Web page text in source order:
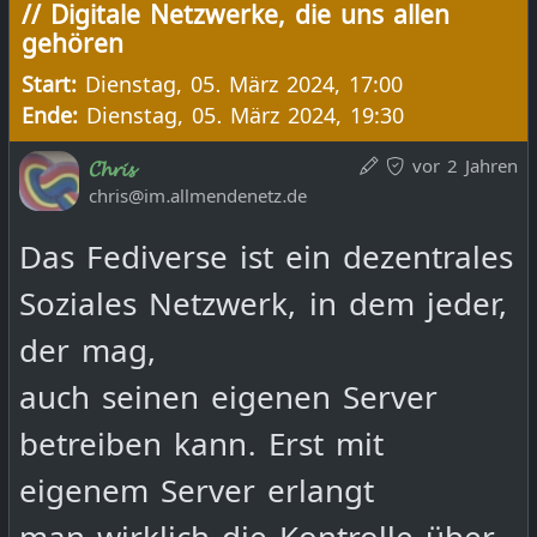
Fritz-Voigt-Straße 1, 50823 Köln
Stadtbibilothek – es sind genug
Geräte vor Ort.
Anmeldung nicht erforderlich
#Workshop#Köln #Termin
Ort: Stadtbibliothek Köln
Josef-Haubrich-Hof 1
Raum 304 – im dritten Stock
50676 Köln
https://www.stadt-
Umzug eines Accounts von
einem Server zum andern
möglich, ohne dass Inhalte
verloren gehen. Ein eigener
Hubzilla-Server ist ähnlich
einfach installiert wie eine
WordPress-Webseite. Hubzilla
ermöglicht es, sich wirklich
mündig und souverän in einem
sozialen Netzwerk zu bewegen.
Der Workshop mit Chris Burger
// Digitale Netzwerke, die uns allen
gehören
Start: Dienstag, 05. März 2024, 17:00
Ende: Dienstag, 05. März 2024, 19:30
vor 2 Jahren
𝓒𝓱𝓻𝓲𝓼
chris@im.allmendenetz.de
Das Fediverse ist ein dezentrales
Soziales Netzwerk, in dem jeder,
der mag,
auch seinen eigenen Server
betreiben kann. Erst mit
eigenem Server erlangt